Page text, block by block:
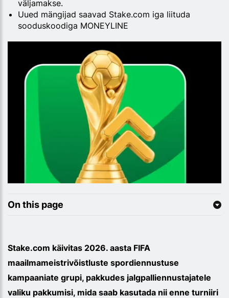
väljamakse.
Uued mängijad saavad Stake.com iga liituda
sooduskoodiga MONEYLINE
On this page
Stake.com käivitas 2026. aasta FIFA
maailmameistrivõistluste spordiennustuse
kampaaniate grupi, pakkudes jalgpalliennustajatele
valiku pakkumisi, mida saab kasutada nii enne turniiri